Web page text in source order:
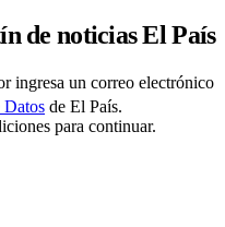
de noticias El País
ingresa un correo electrónico
Datos de El País.
para continuar.